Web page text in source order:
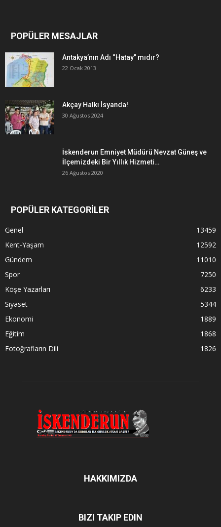
POPÜLER MESAJLAR
Antakya’nın Adı “Hatay” mıdır?
22 Ocak 2013
Akçay Halkı İsyanda!
30 Ağustos 2024
İskenderun Emniyet Müdürü Nevzat Güneş ve
İlçemizdeki Bir Yıllık Hizmeti…
26 Ağustos 2020
POPÜLER KATEGORİLER
Genel
13459
Kent-Yaşam
12592
Gündem
11010
Spor
7250
Köşe Yazarları
6233
Siyaset
5344
Ekonomi
1889
Eğitim
1868
Fotoğrafların Dili
1826
HAKKIMIZDA
BIZI TAKIP EDIN